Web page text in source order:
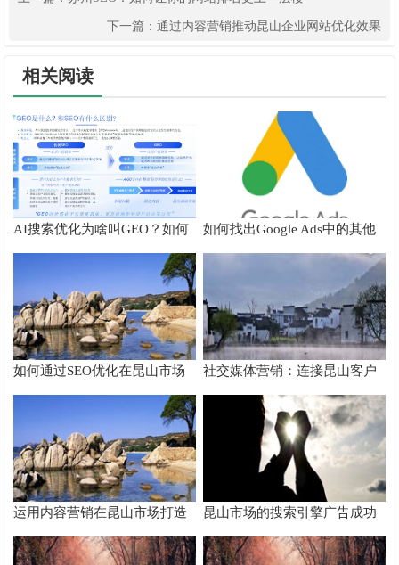
下一篇： 通过内容营销推动昆山企业网站优化效果
相关阅读
AI搜索优化为啥叫GEO？如何
在AI搜索中获得排名？
如何找出Google Ads中的其他
搜索字词
如何通过SEO优化在昆山市场
脱颖而出
社交媒体营销：连接昆山客户
的桥梁
运用内容营销在昆山市场打造
品牌影响力
昆山市场的搜索引擎广告成功
案例分析